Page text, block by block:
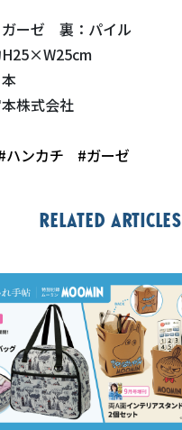
ーゼ 裏：パイル
株式会社
ハンカチ #ガーゼ
Related articles